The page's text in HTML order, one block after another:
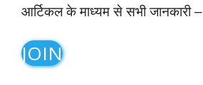
आर्टिकल के माध्यम से सभी जानकारी –
JOIN